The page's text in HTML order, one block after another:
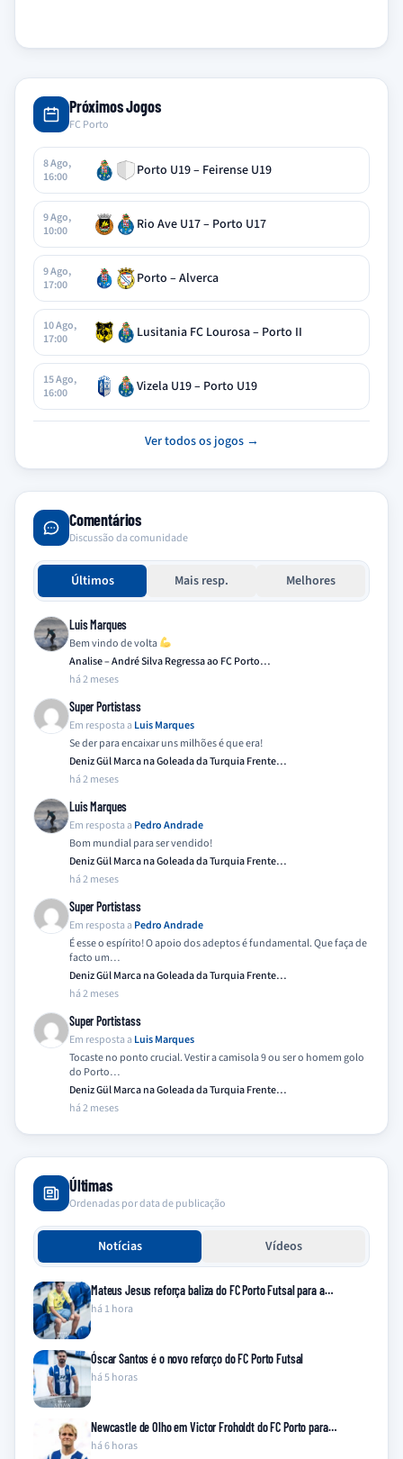
Próximos Jogos
FC Porto
8 Ago,
16:00
Porto U19 – Feirense U19
9 Ago,
10:00
Rio Ave U17 – Porto U17
9 Ago,
17:00
Porto – Alverca
10 Ago,
17:00
Lusitania FC Lourosa – Porto II
15 Ago,
16:00
Vizela U19 – Porto U19
Ver todos os jogos →
Comentários
Discussão da comunidade
Últimos Mais resp. Melhores
Luis Marques
Bem vindo de volta
Analise – André Silva Regressa ao FC Porto…
há 2 meses
Super Portistass
Em resposta a Luis Marques
Se der para encaixar uns milhões é que era!
Deniz Gül Marca na Goleada da Turquia Frente…
há 2 meses
Luis Marques
Em resposta a Pedro Andrade
Bom mundial para ser vendido!
Deniz Gül Marca na Goleada da Turquia Frente…
há 2 meses
Super Portistass
Em resposta a Pedro Andrade
É esse o espírito! O apoio dos adeptos é fundamental. Que faça de
facto um…
Deniz Gül Marca na Goleada da Turquia Frente…
há 2 meses
Super Portistass
Em resposta a Luis Marques
Tocaste no ponto crucial. Vestir a camisola 9 ou ser o homem golo
do Porto…
Deniz Gül Marca na Goleada da Turquia Frente…
há 2 meses
Últimas
Ordenadas por data de publicação
Notícias Vídeos
Mateus Jesus reforça baliza do FC Porto Futsal para a…
há 1 hora
Óscar Santos é o novo reforço do FC Porto Futsal
há 5 horas
Newcastle de Olho em Victor Froholdt do FC Porto para…
há 6 horas